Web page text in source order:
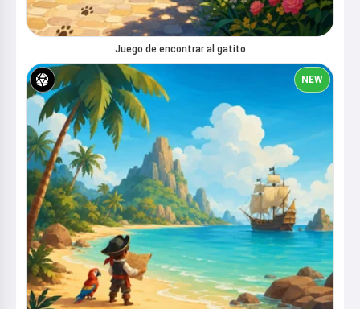
Juego de encontrar al gatito
NEW